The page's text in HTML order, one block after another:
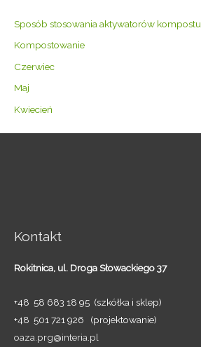
Sposób stosowania aktywatorów kompostu
Kompostowanie
Czerwiec
Maj
Kwiecień
Kontakt
Rokitnica, ul. Droga Słowackiego 37
+48 58 683 18 95 (szkółka i sklep)
+48 501 721 926 (projektowanie)
oaza.prg@interia.pl